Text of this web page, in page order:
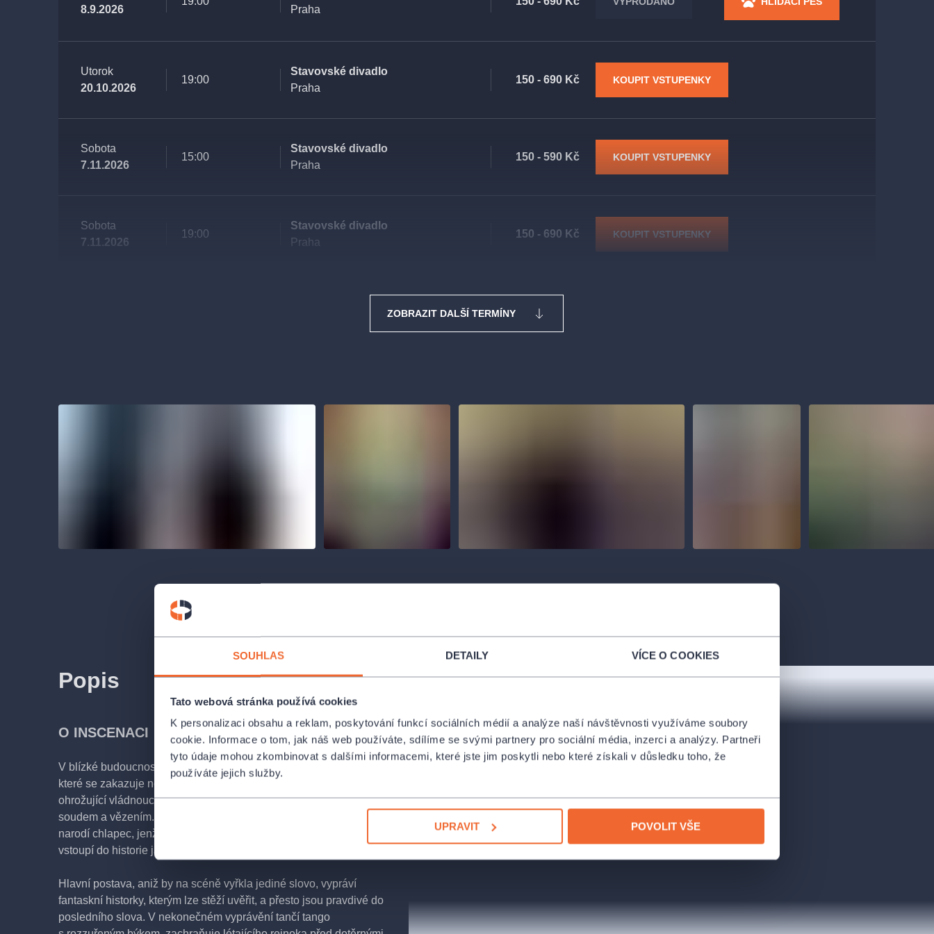
SOUHLAS DETAILY VÍCE O COOKIES
Tato webová stránka používá cookies
K personalizaci obsahu a reklam, poskytování funkcí sociálních médií a analýze naší návštěvnosti využíváme soubory
cookie. Informace o tom, jak náš web používáte, sdílíme se svými partnery pro sociální média, inzerci a analýzy. Partneři
tyto údaje mohou zkombinovat s dalšími informacemi, které jste jim poskytli nebo které získali v důsledku toho, že
používáte jejich služby.
UPRAVIT POVOLIT VŠE
8.9.2026
Praha
Utorok
20.10.2026
19:00
Stavovské divadlo
Praha
150 - 690 Kč KOUPIT VSTUPENKY
Sobota
7.11.2026
15:00
Stavovské divadlo
Praha
150 - 590 Kč KOUPIT VSTUPENKY
Sobota
7.11.2026
19:00
Stavovské divadlo
Praha
150 - 690 Kč KOUPIT VSTUPENKY
ZOBRAZIT DALŠÍ TERMÍNY
Popis
O INSCENACI
V blízké budoucnosti, někde uprostřed Evropy, se nachází říše, ve
které se zakazuje nejen lež a vymýšlení, ale i veškerá fantazie
ohrožující vládnoucí moc. Každá podobná troufalost se trestá
soudem a vězením. A v této zemi se jednomu zchudlému baronovi
narodí chlapec, jenž má v rukávu desítky příběhů. V pozdějším věku
vstoupí do historie jako Baron Prášil.
Hlavní postava, aniž by na scéně vyřkla jediné slovo, vypráví
fantaskní historky, kterým lze stěží uvěřit, a přesto jsou pravdivé do
posledního slova. V nekonečném vyprávění tančí tango